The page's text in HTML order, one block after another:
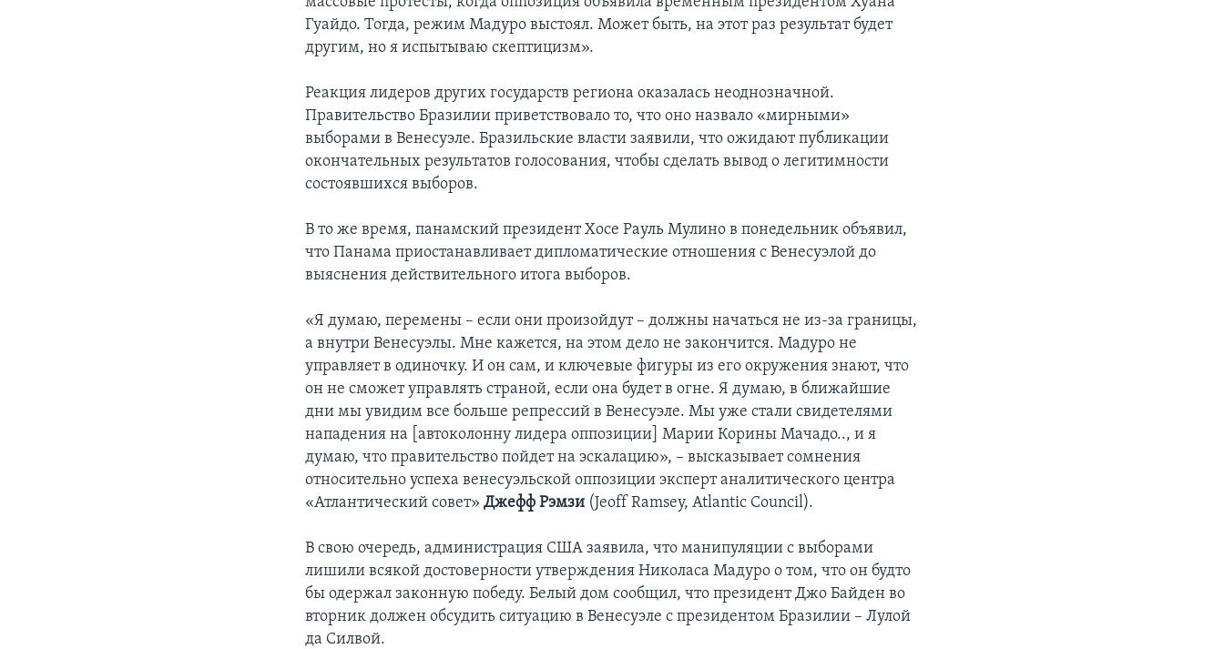
Гуайдо. Тогда, режим Мадуро выстоял. Может быть, на этот раз результат будет
другим, но я испытываю скептицизм».
Реакция лидеров других государств региона оказалась неоднозначной.
Правительство Бразилии приветствовало то, что оно назвало «мирными»
выборами в Венесуэле. Бразильские власти заявили, что ожидают публикации
окончательных результатов голосования, чтобы сделать вывод о легитимности
состоявшихся выборов.
В то же время, панамский президент Хосе Рауль Мулино в понедельник объявил,
что Панама приостанавливает дипломатические отношения с Венесуэлой до
выяснения действительного итога выборов.
«Я думаю, перемены – если они произойдут – должны начаться не из-за границы,
а внутри Венесуэлы. Мне кажется, на этом дело не закончится. Мадуро не
управляет в одиночку. И он сам, и ключевые фигуры из его окружения знают, что
он не сможет управлять страной, если она будет в огне. Я думаю, в ближайшие
дни мы увидим все больше репрессий в Венесуэле. Мы уже стали свидетелями
нападения на [автоколонну лидера оппозиции] Марии Корины Мачадо.., и я
думаю, что правительство пойдет на эскалацию», – высказывает сомнения
относительно успеха венесуэльской оппозиции эксперт аналитического центра
«Атлантический совет»Джефф Рэмзи (Jeoff Ramsey, Atlantic Council).
В свою очередь, администрация США заявила, что манипуляции с выборами
лишили всякой достоверности утверждения Николаса Мадуро о том, что он будто
бы одержал законную победу. Белый дом сообщил, что президент Джо Байден во
вторник должен обсудить ситуацию в Венесуэле с президентом Бразилии – Лулой
да Силвой.